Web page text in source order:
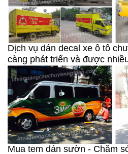
Dịch vụ dán decal xe ô tô
càng phát triển và được
Mua tem dán sườn - Chăm